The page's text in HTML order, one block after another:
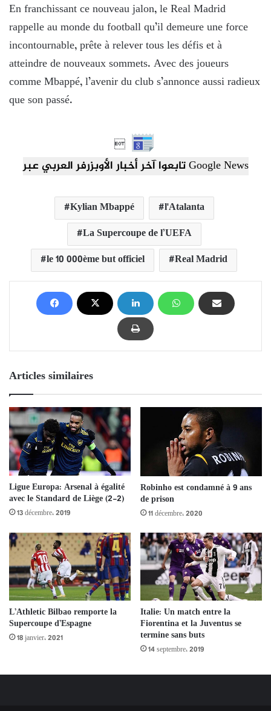
En franchissant ce nouveau jalon, le Real Madrid
rappelle au monde du football qu’il demeure une force
incontournable, prête à relever tous les défis et à
atteindre de nouveaux sommets. Avec des joueurs
comme Mbappé, l’avenir du club s’annonce aussi radieux
que son passé.

تابعوا آخر أخبار الأوبزرفر العربي عبر Google News
Kylian Mbappé
l'Atalanta
La Supercoupe de l’UEFA
le 10 000ème but officiel
Real Madrid
Articles similaires
Ligue Europa: Arsenal à égalité
avec le Standard de Liège (2-2)
13 décembre، 2019
Robinho est condamné à 9 ans
de prison
11 décembre، 2020
L’Athletic Bilbao remporte la
Supercoupe d’Espagne
18 janvier، 2021
Italie: Un match entre la
Fiorentina et la Juventus se
termine sans buts
14 septembre، 2019